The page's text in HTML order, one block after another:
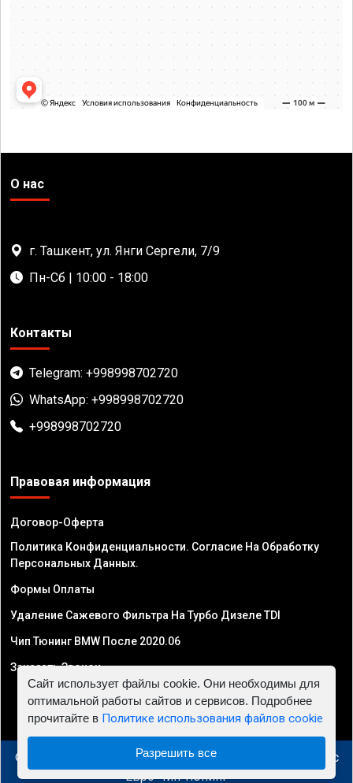
О нас
г. Ташкент, ул. Янги Сергели, 7/9
Пн-Сб | 10:00 - 18:00
Контакты
Telegram: +998998702720
WhatsApp: +998998702720
+998998702720
Правовая информация
Договор-Оферта
Политика Конфиденциальности. Согласие На Обработку
Персональных Данных.
Формы Оплаты
Удаление Сажевого Фильтра На Турбо Дизеле TDI
Чип Тюнинг BMW После 2020.06
Заказать Звонок
© 2010 - 2026 Чип тюнинг в Узбекистане - Автосервис
"Евро Чип Тюнинг"
Сайт использует файлы cookie. Они необходимы для
оптимальной работы сайтов и сервисов. Подробнее
прочитайте в Политике использования файлов cookie
Разрешить все